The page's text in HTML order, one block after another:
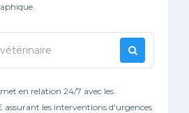
en relation 24/7 avec les
assurant les interventions d'urgences